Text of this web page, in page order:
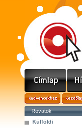
Rovatok
Külföldi